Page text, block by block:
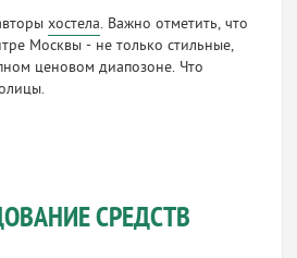
хостела. Важно отметить, что
Москвы - не только стильные,
ценовом диапозоне. Что
СРЕДСТВ